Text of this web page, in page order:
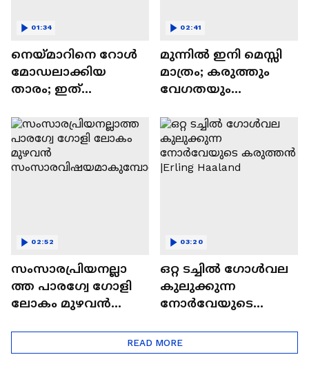
നെയ്‌മാറിനെ റോൾ
മോഡലാക്കിയ
താരം; ഇത്
സ്വന്തം നെയ്മാർ
|Neymar | FIFA World
CUP 2026
01:34
മുന്നിൽ ഇനി മെസ്സി
മാത്രം; കരുത്തും
വേഗതയും
ആവാഹിച്ച
എംബാപ്പെ
02:41
സംസാരപ്രിയനല്ലാ
ത്ത പാരഗ്വേ ഗോളി
ലോകം മുഴവൻ
02:52
ഒറ്റ ടച്ചിൽ ഗോൾവല
കുലുക്കുന്ന
നോർവേയുടെ
Haaland
03:20
READ MORE